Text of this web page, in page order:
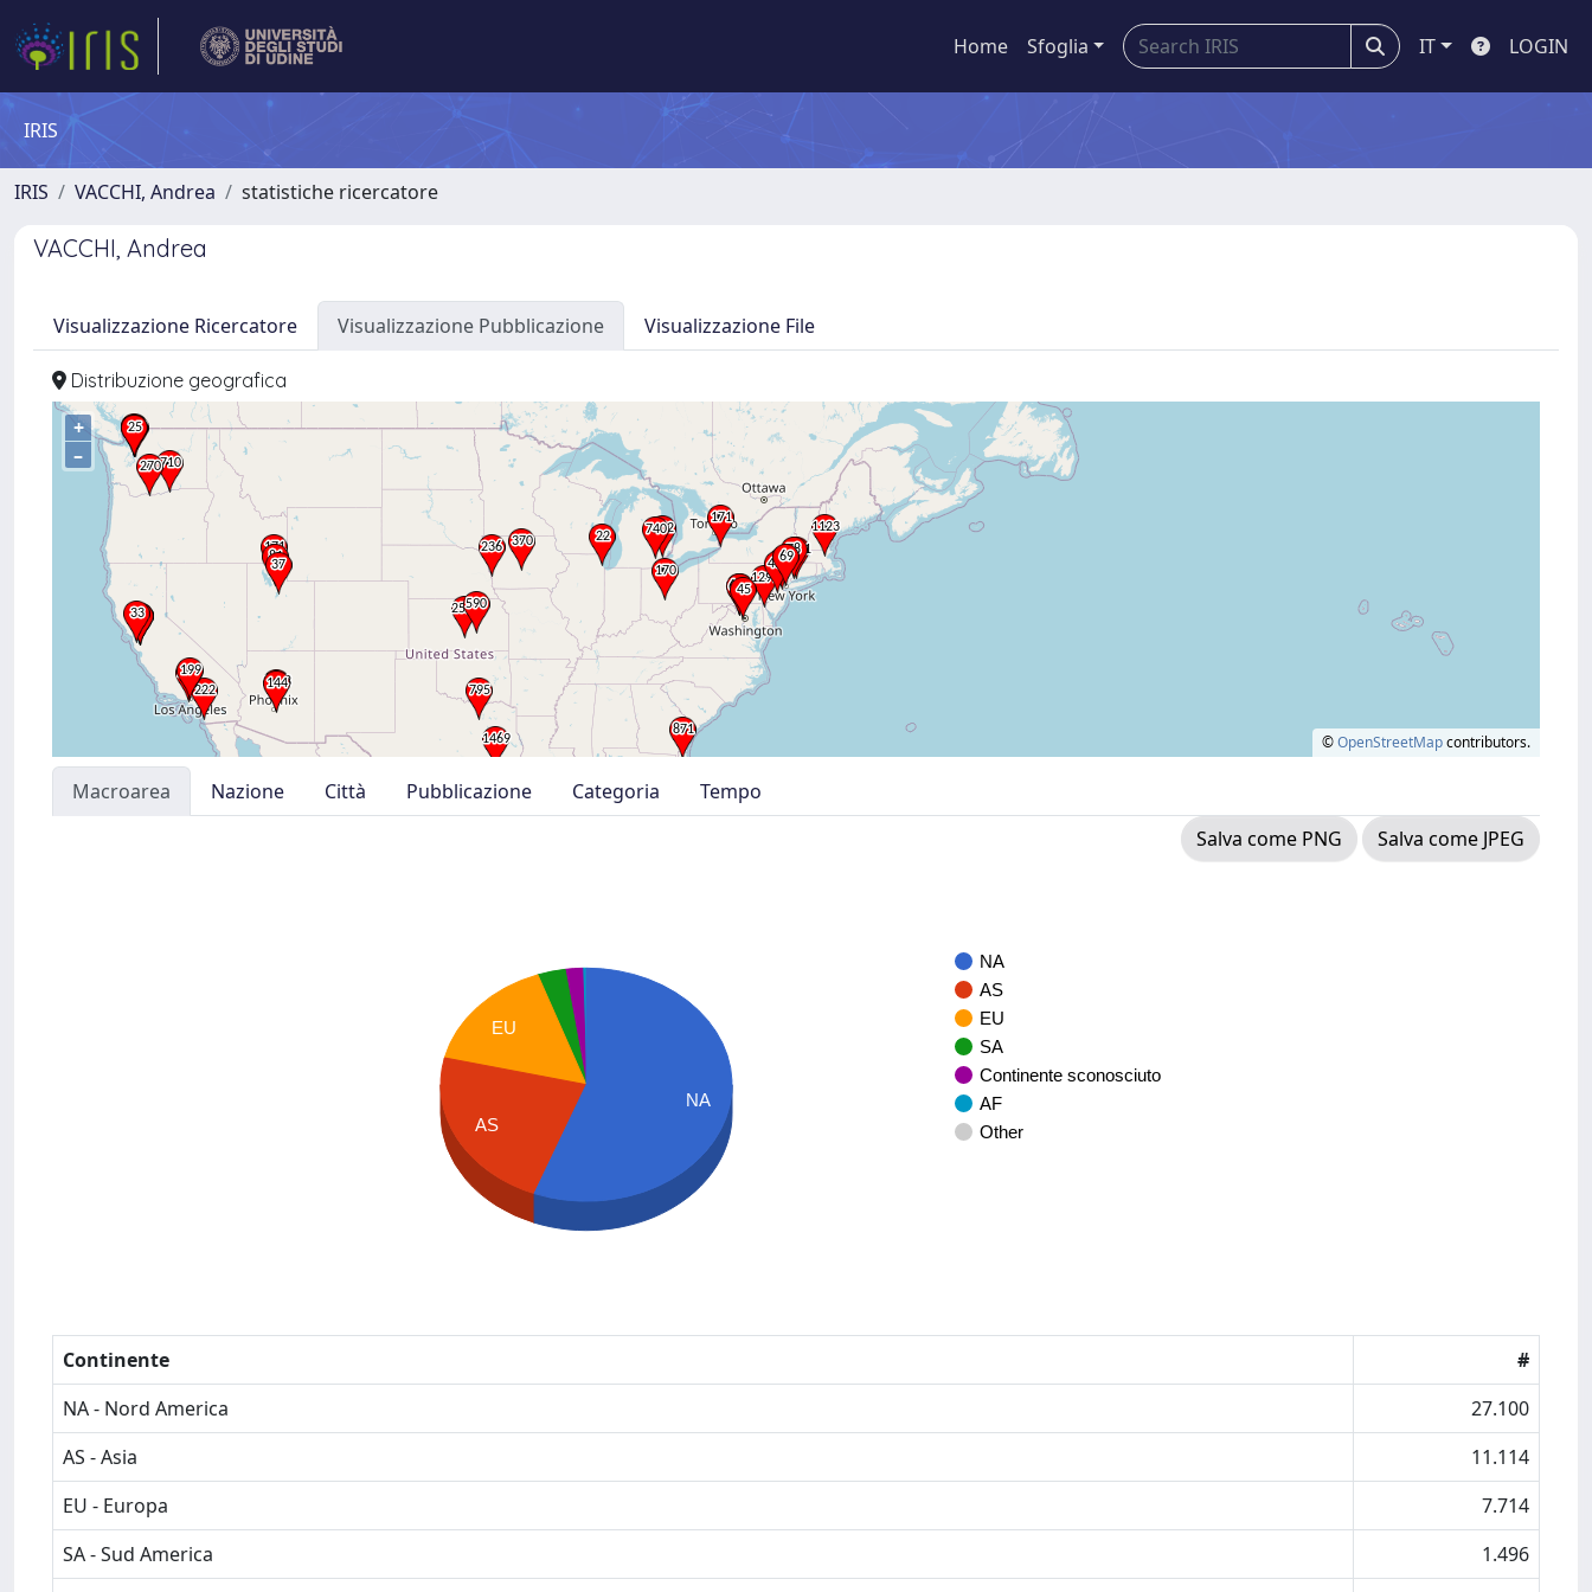
Home Sfoglia IT LOGIN
IRIS
IRIS VACCHI, Andrea statistiche ricercatore
VACCHI, Andrea
Visualizzazione Ricercatore Visualizzazione Pubblicazione Visualizzazione File
Distribuzione geografica
+
–
©OpenStreetMapcontributors.
Macroarea Nazione Città Pubblicazione Categoria
Tempo
Salva come PNG
Salva come JPEG
NA
AS
EU
SA
Continente sconosciuto
AF
Other
EU
AS
NA
Continente
#
NA - Nord America
27.100
AS - Asia
11.114
EU - Europa
7.714
SA - Sud America
1.496